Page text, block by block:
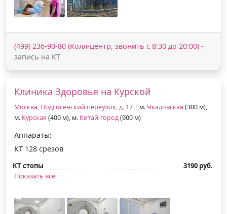
(499) 236-90-80 (Колл-центр, звонить с 8:30 до 20:00) -
запись на КТ
Клиника Здоровья на Курской
Москва, Подсосенский переулок, д. 17 | м. Чкаловская (300 м),
м. Курская (400 м), м. Китай-город(900 м)
Аппараты:
КТ 128 срезов
КТ стопы
3190 руб.
Показать все